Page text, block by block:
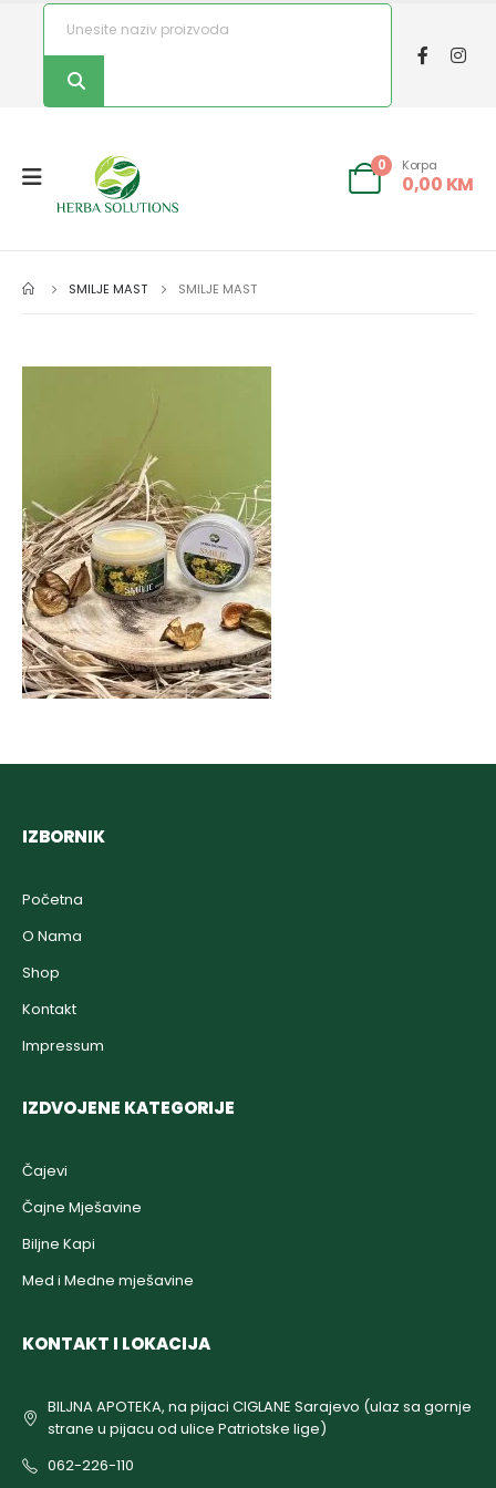
0 Korpa
0,00 KM
SMILJE MAST SMILJE MAST
IZBORNIK
Početna
O Nama
Shop
Kontakt
Impressum
IZDVOJENE KATEGORIJE
Čajevi
Čajne Mješavine
Biljne Kapi
Med i Medne mješavine
KONTAKT I LOKACIJA
BILJNA APOTEKA, na pijaci CIGLANE Sarajevo (ulaz sa gornje
strane u pijacu od ulice Patriotske lige)
062-226-110